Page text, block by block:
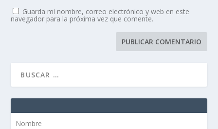
Guarda mi nombre, correo electrónico y web en este
navegador para la próxima vez que comente.
Nombre